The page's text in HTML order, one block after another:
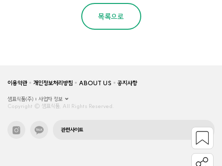
목록으로
이용약관 개인정보처리방침 ABOUT US 공지사항
샘표식품(주)
사업자 정보
Copyright © 샘표식품, All Rights Reserved.
관련사이트